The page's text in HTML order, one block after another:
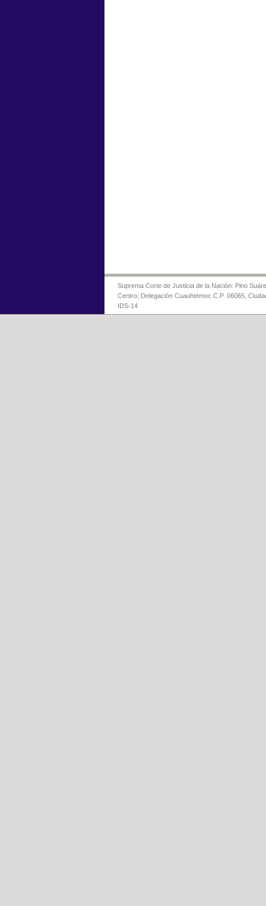
Suprema Corte de Justicia de la Nación: Pino
Centro, Delegación Cuauhtémoc C.P. 06065,
IDS-14